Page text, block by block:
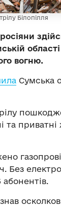
Білопілля
росіяни
вогню.
Сумська
та
Без